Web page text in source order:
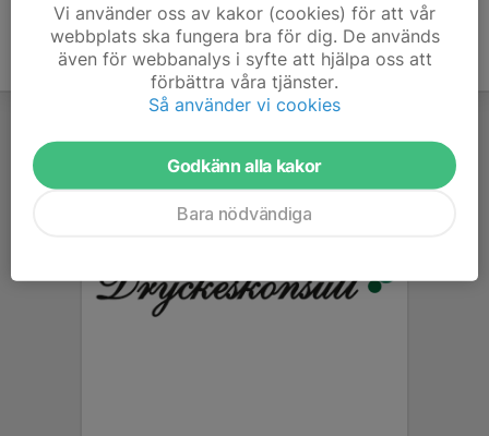
Vi använder oss av kakor (cookies) för att vår
webbplats ska fungera bra för dig. De används
även för webbanalys i syfte att hjälpa oss att
förbättra våra tjänster.
Så använder vi cookies
Godkänn alla kakor
Bara nödvändiga